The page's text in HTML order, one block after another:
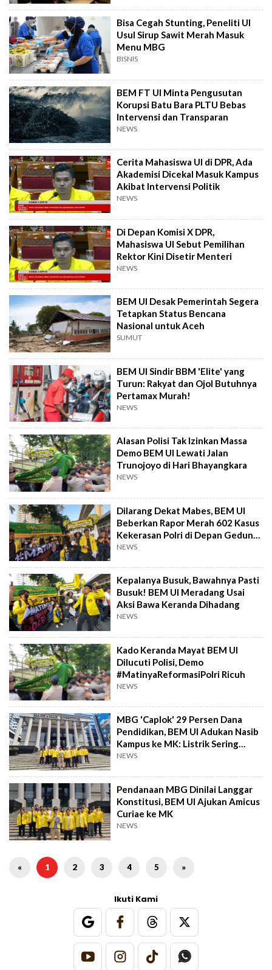
Bisa Cegah Stunting, Peneliti UI
Usul Sirup Sawit Merah Masuk
Menu MBG
BISNIS
BEM FT UI Minta Pengusutan
Korupsi Batu Bara PLTU Bebas
Intervensi dan Transparan
NEWS
Cerita Mahasiswa UI di DPR, Ada
Akademisi Dicekal Masuk Kampus
Akibat Intervensi Politik
NEWS
Di Depan Komisi X DPR,
Mahasiswa UI Sebut Pemilihan
Rektor Kini Disetir Menteri
NEWS
BEM UI Desak Pemerintah Segera
Tetapkan Status Bencana
Nasional untuk Aceh
SUMUT
BEM UI Sindir BBM 'Elite' yang
Turun: Rakyat dan Ojol Butuhnya
Pertamax Murah!
NEWS
Alasan Polisi Tak Izinkan Massa
Demo BEM UI Lewati Jalan
Trunojoyo di Hari Bhayangkara
NEWS
Dilarang Dekat Mabes, BEM UI
Beberkan Rapor Merah 602 Kasus
Kekerasan Polri di Depan Gedung
ASEAN
NEWS
Kepalanya Busuk, Bawahnya Pasti
Busuk! BEM UI Meradang Usai
Aksi Bawa Keranda Dihadang
NEWS
Kado Keranda Mayat BEM UI
Dilucuti Polisi, Demo
#MatinyaReformasiPolri Ricuh
NEWS
MBG 'Caplok' 29 Persen Dana
Pendidikan, BEM UI Adukan Nasib
Kampus ke MK: Listrik Sering
Padam!
NEWS
Pendanaan MBG Dinilai Langgar
Konstitusi, BEM UI Ajukan Amicus
Curiae ke MK
NEWS
« 1 2 3 4 5 »
Ikuti Kami